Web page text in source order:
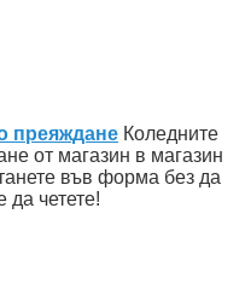
преяждане Коледните
от магазин в магазин
във форма без да
четете!